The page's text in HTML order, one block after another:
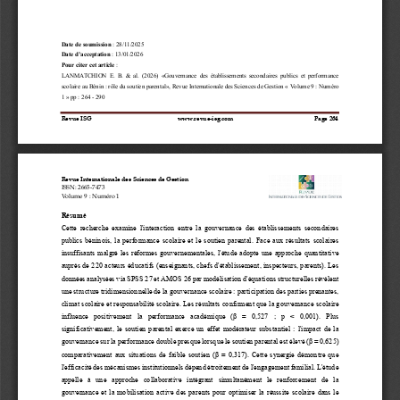
Revue ISG www.revue -isg.com Page 264
Date de soumission : 28/11 /2025
Date d’acceptation : 13/01/2026
Pour citer cet article :
LANMATCHION E.  B.  &  al .  (2026)  «Gouvernance  des  établissements  secondaires  publics  et  performance
scolaire au Bénin : rôle du soutien parental», Revue Internationale des Sciences de Gestion « Volume 9 : Numéro
1 » pp : 264 290
Revue Internationale des Sciences de Gestion
ISSN: 2665 7473
Volume 9 : Numéro 1
Résumé
Cette  recherche  examine  l'interaction  entre  la  gouvernance  des  établissements  secondaires
publics  béninois,  la  performance  scolaire  et  le  soutien  parental.  Face  aux  résultats  scolaires
insuffisants  malgré  les  réformes  gouvernementales,  l'étude  adopte  une  approche  quantitative
auprès de 220 acteurs éducatifs (enseignants, chefs d'établissement, inspecteurs, parents). Les
données analysées via SPSS 27 et AMOS 26 par modélisation d'équations structurelles révèlent
une structure tridimensionnelle de la gouvernance scolaire : participation des parties prenantes,
climat scolaire et responsabilité scolaire. Les résultats confirment que la gouvernance scolaire
influence  positivement  la  performance  académique  (β  =  0,527  ;  p  <  0,001).  Plus
significativement,  le  soutien  parental  exerce  un  effet  modérateur  substantiel  :  l'impact  de  la
gouvernance sur la performance double presque lorsque le soutien parental est élevé (β = 0,625)
comparativement aux situations de faible soutien (β = 0,317). Cette synergie démontre que
l'efficacité des mécanismes institutionnels dépend étroitement de l'engagement familial. L'étude
appelle   à   une   approche   collaborative   intégrant   simultanément   le   renforcement   de   la
gouvernance  et  la  mobilisation  active  des  parents  pour  optimiser  la  réussite  scolaire  dans  le